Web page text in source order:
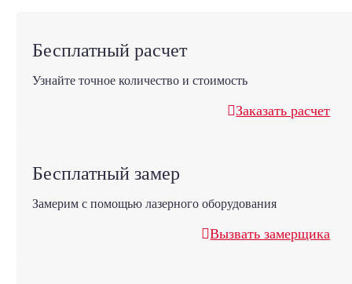
Бесплатный расчет
Узнайте точное количество и стоимость
Заказать расчет
Бесплатный замер
Замерим с помощью лазерного оборудования
Вызвать замерщика